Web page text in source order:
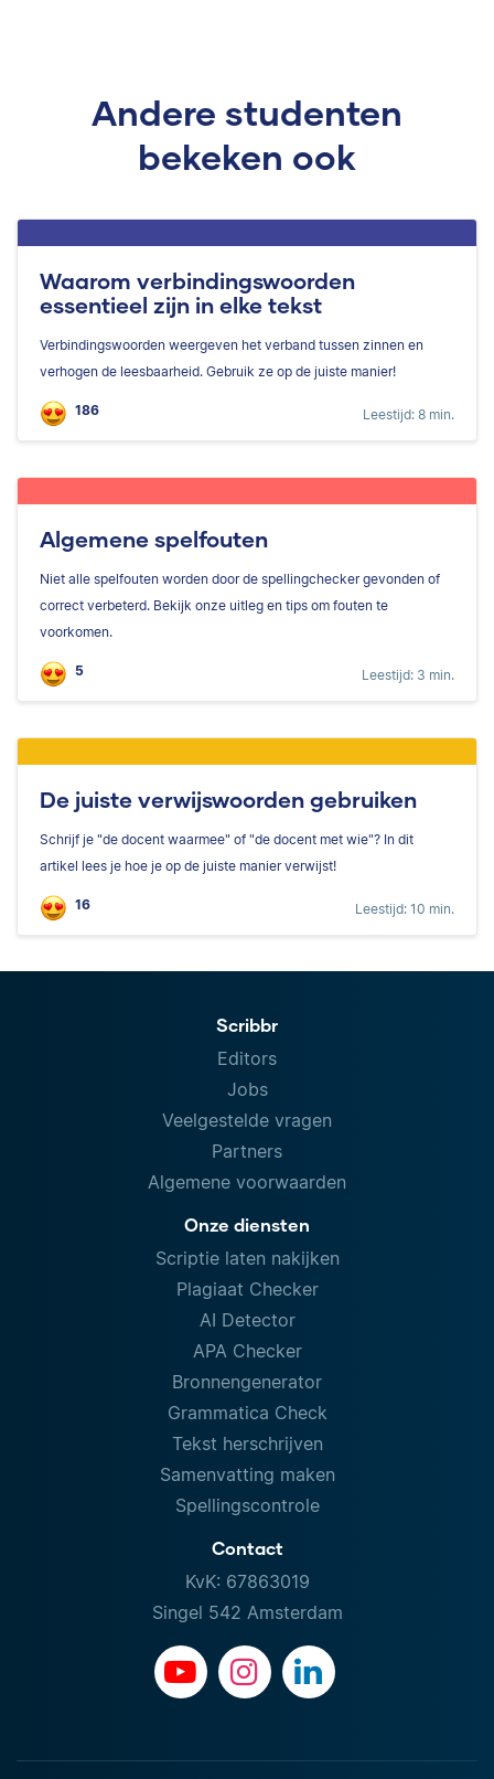
Andere studenten
bekeken ook
Waarom verbindingswoorden
essentieel zijn in elke tekst
Verbindingswoorden weergeven het verband tussen zinnen en
verhogen de leesbaarheid. Gebruik ze op de juiste manier!
186 Leestijd: 8 min.
Algemene spelfouten
Niet alle spelfouten worden door de spellingchecker gevonden of
correct verbeterd. Bekijk onze uitleg en tips om fouten te
voorkomen.
5 Leestijd: 3 min.
De juiste verwijswoorden gebruiken
Schrijf je "de docent waarmee" of "de docent met wie"? In dit
artikel lees je hoe je op de juiste manier verwijst!
16 Leestijd: 10 min.
Scribbr
Editors
Jobs
Veelgestelde vragen
Partners
Algemene voorwaarden
Onze diensten
Scriptie laten nakijken
Plagiaat Checker
AI Detector
APA Checker
Bronnengenerator
Grammatica Check
Tekst herschrijven
Samenvatting maken
Spellingscontrole
Contact
KvK: 67863019
Singel 542 Amsterdam